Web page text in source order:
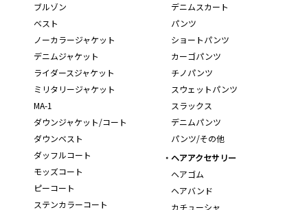
ブルゾン
ベスト
ノーカラージャケット
デニムジャケット
ライダースジャケット
ミリタリージャケット
MA-1
ダウンジャケット/コート
ダウンベスト
ダッフルコート
モッズコート
ピーコート
ステンカラーコート
デニムスカート
パンツ
ショートパンツ
カーゴパンツ
チノパンツ
スウェットパンツ
スラックス
デニムパンツ
パンツ/その他
ヘアアクセサリー
ヘアゴム
ヘアバンド
カチューシャ